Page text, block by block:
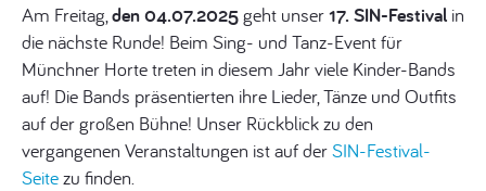
Am Freitag, den 04.07.2025geht unser17. SIN-Festival in
die nächste Runde! Beim Sing- und Tanz-Event für
Münchner Horte treten in diesem Jahr viele Kinder-Bands
auf! Die Bands präsentierten ihre Lieder, Tänze und Outfits
auf der großen Bühne! Unser Rückblick zu den
vergangenen Veranstaltungen ist auf derSIN-Festival-
Seitezu finden.